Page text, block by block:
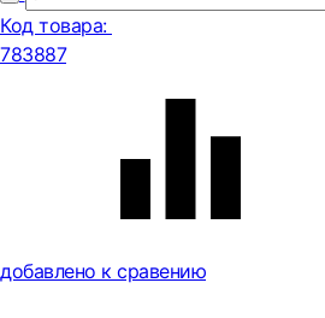
Код товара:
783887
добавлено к сравению